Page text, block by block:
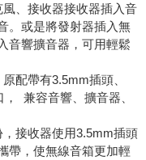
、接收器接收器插入音
。或是將發射器插入無
音響擴音器，可用輕鬆
配帶有3.5mm插頭、
兼容音響、擴音器、
接收器使用3.5mm插頭
帶，使無線音箱更加輕